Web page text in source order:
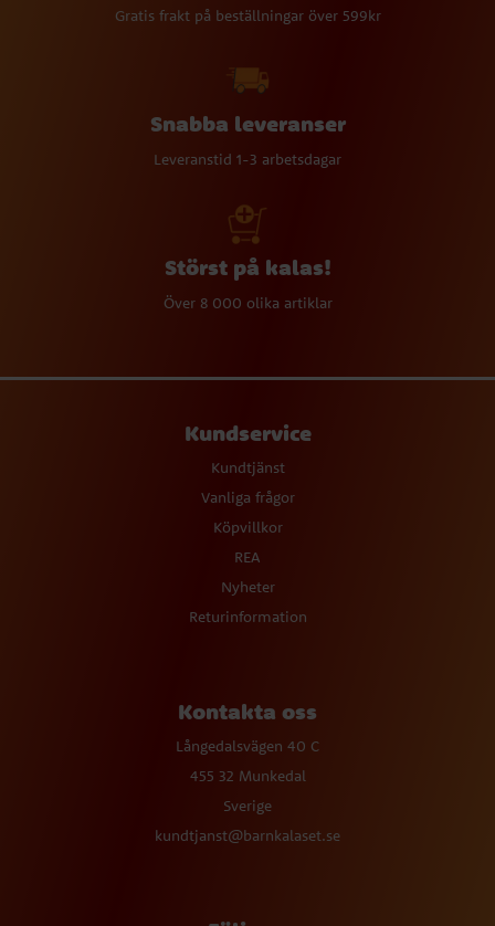
Gratis frakt på beställningar över 599kr
Snabba leveranser
Leveranstid 1-3 arbetsdagar
Störst på kalas!
Över 8 000 olika artiklar
Kundservice
Kundtjänst
Vanliga frågor
Köpvillkor
REA
Nyheter
Returinformation
Kontakta oss
Långedalsvägen 40 C
455 32 Munkedal
Sverige
kundtjanst@barnkalaset.se